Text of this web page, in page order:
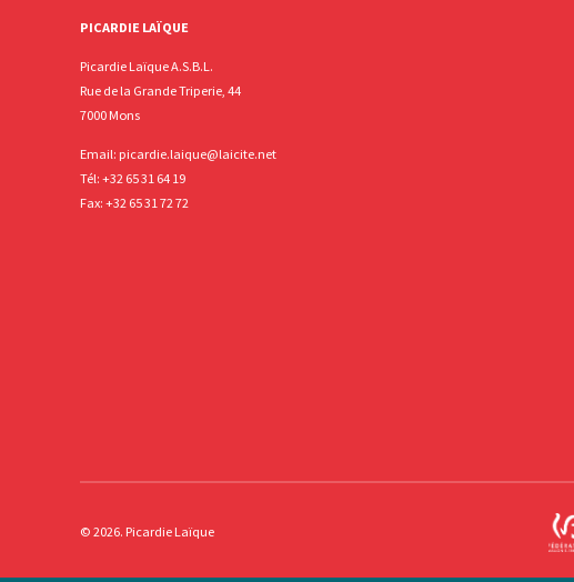
PICARDIE LAÏQUE
Picardie Laïque A.S.B.L.
Rue de la Grande Triperie, 44
7000 Mons
Email: picardie.laique@laicite.net
Tél: +32 65 31 64 19
Fax: +32 65 31 72 72
© 2026. Picardie Laïque